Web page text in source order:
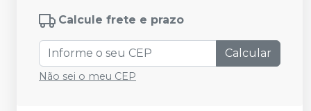
Calcule frete e prazo
Calcular
Não sei o meu CEP